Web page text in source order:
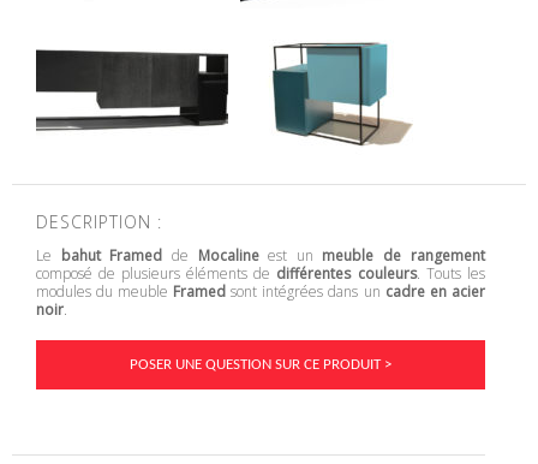
DESCRIPTION :
Le bahut Framed de Mocalineest un meuble de rangement
composé de plusieurs éléments de différentes couleurs. Touts les
modules du meuble Framed sont intégrées dans un cadre en acier
noir.
POSER UNE QUESTION SUR CE PRODUIT >